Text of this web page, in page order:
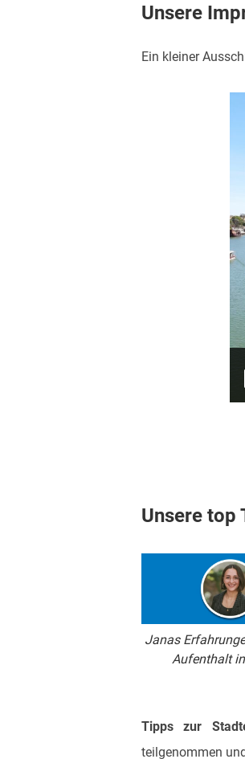
Unsere
Ein kleiner
Unsere top
Janas
Aufenthalt
Tipps zur
teilgenommen